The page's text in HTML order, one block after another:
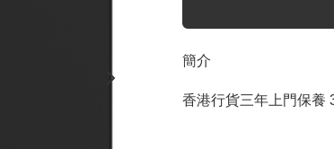
簡介
香港行貨三年上門保養